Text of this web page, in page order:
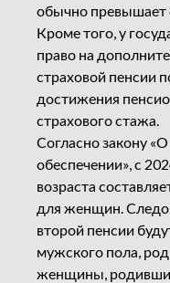
обычно превышает
Кроме того, у
право на
страховой пенсии
достижения
страхового стажа.
Согласно закону
обеспечении», с
возраста
для женщин.
второй пенсии
мужского пола,
женщины,